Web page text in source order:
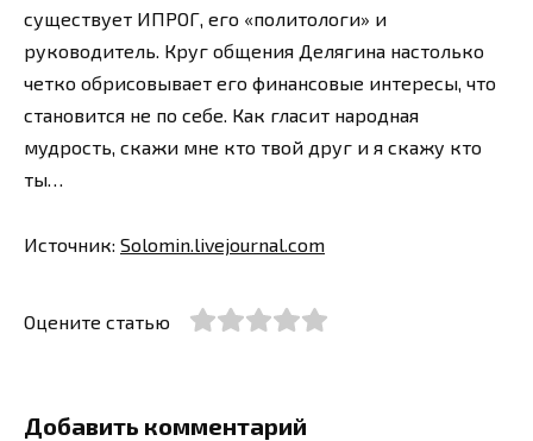
существует ИПРОГ, его «политологи» и
руководитель. Круг общения Делягина настолько
четко обрисовывает его финансовые интересы, что
становится не по себе. Как гласит народная
мудрость, скажи мне кто твой друг и я скажу кто
ты…
Источник: Solomin.livejournal.com
Оцените статью
Добавить комментарий